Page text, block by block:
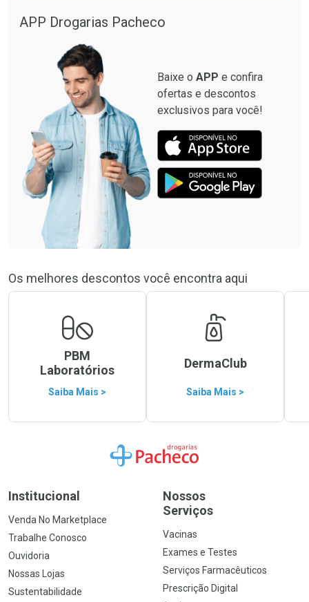
APP Drogarias Pacheco
Baixe o APP e confira
ofertas e descontos
exclusivos para você!
Os melhores descontos você encontra aqui
PBM
Laboratórios
Saiba Mais >
DermaClub
Saiba Mais >
Ir para a Home
Institucional
Venda No Marketplace
Trabalhe Conosco
Ouvidoria
Nossas Lojas
Sustentabilidade
Nossos
Serviços
Vacinas
Exames e Testes
Serviços Farmacêuticos
Prescrição Digital